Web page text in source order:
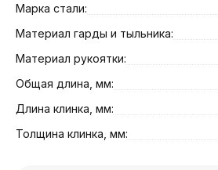
Марка стали:
Материал гарды и тыльника:
Материал рукоятки:
Общая длина, мм:
Длина клинка, мм:
Толщина клинка, мм: